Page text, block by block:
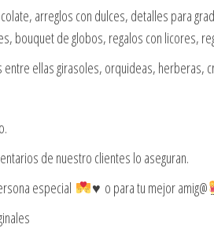
arreglos con dulces, detalles para
bouquet de globos, regalos con licores,
ellas girasoles, orquideas, herberas,
de nuestro clientes lo aseguran.
especial
♥️ o para tu mejor amig@